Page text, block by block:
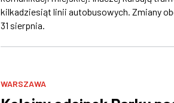
kilkadziesiąt linii autobusowych. Zmiany
31 sierpnia.
WARSZAWA